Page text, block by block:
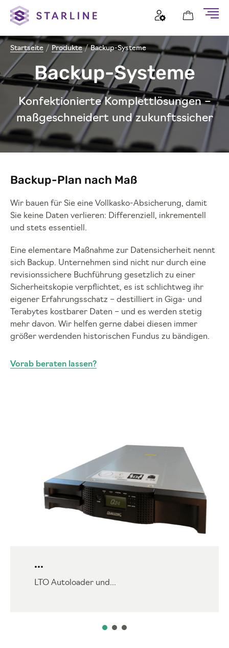
Startseite / Produkte /Backup-Systeme
Backup-Systeme
Konfektionierte Komplettlösungen –
maßgeschneidert und zukunftssicher
Backup-Plan nach Maß
Wir bauen für Sie eine Vollkasko-Absicherung, damit
Sie keine Daten verlieren: Differenziell, inkrementell
und stets essentiell.
Eine elementare Maßnahme zur Datensicherheit nennt
sich Backup. Unternehmen sind nicht nur durch eine
revisionssichere Buchführung gesetzlich zu einer
Sicherheitskopie verpflichtet, es ist schlichtweg ihr
eigener Erfahrungsschatz – destilliert in Giga- und
Terabytes kostbarer Daten – und es werden stetig
mehr davon. Wir helfen gerne dabei diesen immer
größer werdenden historischen Fundus zu bändigen.
Vorab beraten lassen?
...
LTO Autoloader und...